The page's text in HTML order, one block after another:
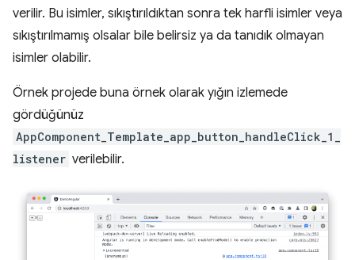
verilir. Bu isimler, sıkıştırıldıktan sonra tek harfli isimler veya
sıkıştırılmamış olsalar bile belirsiz ya da tanıdık olmayan
isimler olabilir.
Örnek projede buna örnek olarak yığın izlemede
gördüğünüz
AppComponent_Template_app_button_handleClick_1_
listener verilebilir.